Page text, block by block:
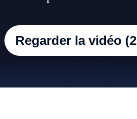
Regarder la vidéo